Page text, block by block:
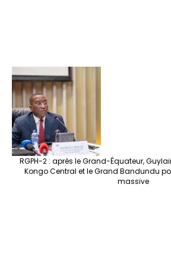
RGPH-2 : après le Grand-Équateur,
Kongo Central et le Grand Bandundu
massive